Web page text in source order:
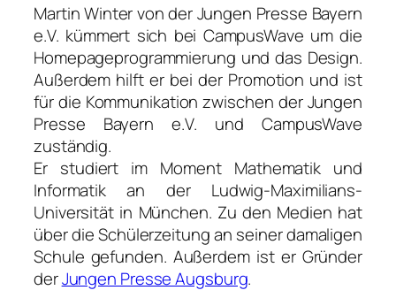
Martin Winter von der Jungen Presse Bayern
e.V. kümmert sich bei CampusWave um die
Homepageprogrammierung und das Design.
Außerdem hilft er bei der Promotion und ist
für die Kommunikation zwischen der Jungen
Presse Bayern e.V. und CampusWave
zuständig.
Er studiert im Moment Mathematik und
Informatik an der Ludwig-Maximilians-
Universität in München. Zu den Medien hat
über die Schülerzeitung an seiner damaligen
Schule gefunden. Außerdem ist er Gründer
derJungen Presse Augsburg.